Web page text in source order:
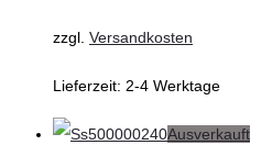
zzgl. Versandkosten
Lieferzeit: 2-4 Werktage
Ausverkauft